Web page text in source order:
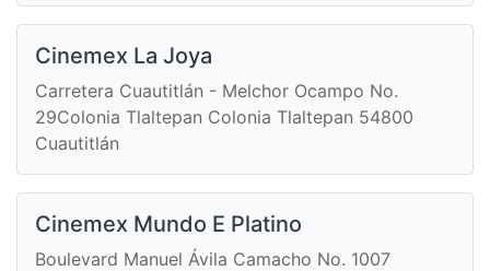
Cinemex La Joya
Carretera Cuautitlán - Melchor Ocampo No.
29Colonia Tlaltepan Colonia Tlaltepan 54800
Cuautitlán
Cinemex Mundo E Platino
Boulevard Manuel Ávila Camacho No. 1007